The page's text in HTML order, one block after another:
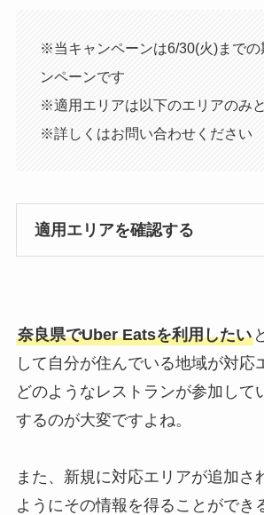
※当キャンペーンは6/30(火)までの
ンペーンです
※適用エリアは以下のエリアのみ
※詳しくはお問い合わせください
適用エリアを確認する
奈良県でUber Eatsを利用したい
して自分が住んでいる地域が対応
どのようなレストランが参加して
するのが大変ですよね。
また、新規に対応エリアが追加さ
ようにその情報を得ることができ